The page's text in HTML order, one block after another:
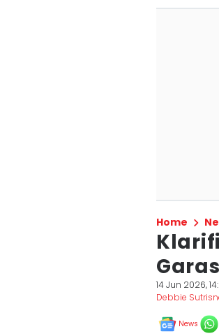
Home
14 Jun 2026,
Debbie
News